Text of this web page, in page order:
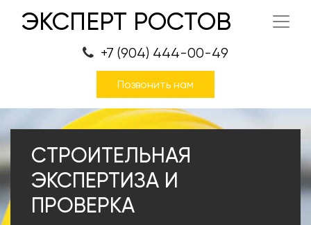
ЭКСПЕРТ РОСТОВ
+7 (904) 444-00-49
Позвонить нам
СТРОИТЕЛЬНАЯ
ЭКСПЕРТИЗА И
ПРОВЕРКА